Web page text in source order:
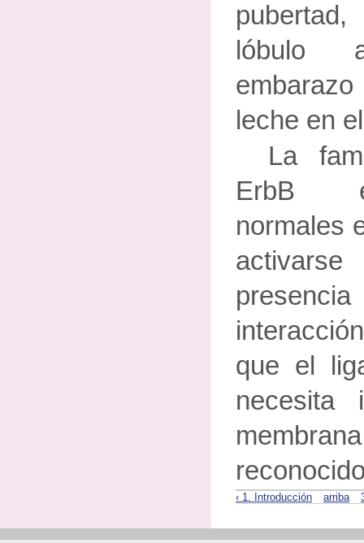
lóbulo
leche en
La
ErbB
normales
que el
necesita
‹ 1. Introducción arriba